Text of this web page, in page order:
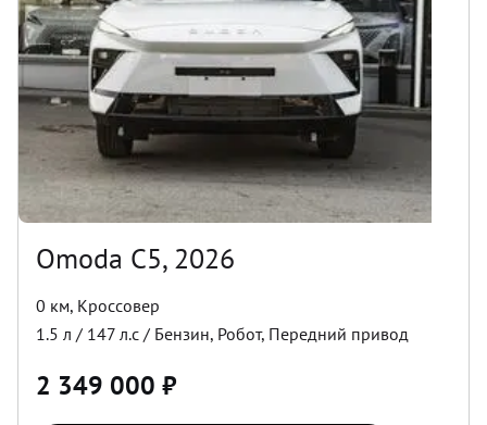
Omoda C5, 2026
0 км, Кроссовер
1.5 л / 147 л.с / Бензин, Робот, Передний привод
2 349 000 ₽